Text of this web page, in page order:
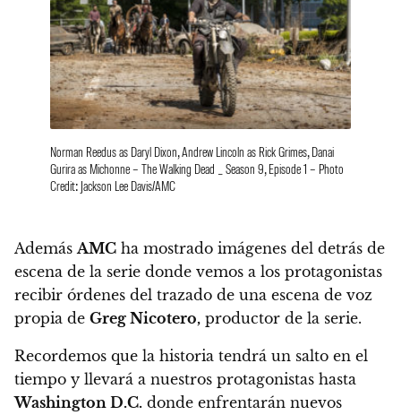
Norman Reedus as Daryl Dixon, Andrew Lincoln as Rick Grimes, Danai
Gurira as Michonne – The Walking Dead _ Season 9, Episode 1 – Photo
Credit: Jackson Lee Davis/AMC
Además AMC ha mostrado imágenes del detrás de
escena de la serie donde vemos a los protagonistas
recibir órdenes del trazado de una escena de voz
propia de Greg Nicotero, productor de la serie.
Recordemos que la historia tendrá un salto en el
tiempo y llevará a nuestros protagonistas hasta
Washington D.C. donde enfrentarán nuevos